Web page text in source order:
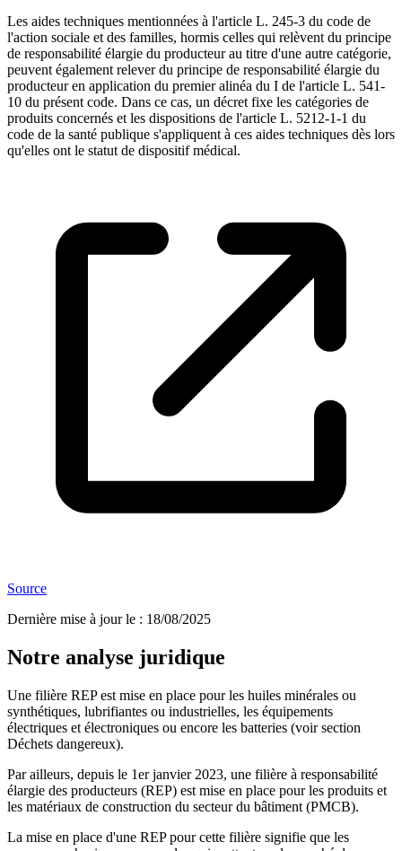
Les aides techniques mentionnées à l'article L. 245-3 du code de
l'action sociale et des familles, hormis celles qui relèvent du principe
de responsabilité élargie du producteur au titre d'une autre catégorie,
peuvent également relever du principe de responsabilité élargie du
producteur en application du premier alinéa du I de l'article L. 541-
10 du présent code. Dans ce cas, un décret fixe les catégories de
produits concernés et les dispositions de l'article L. 5212-1-1 du
code de la santé publique s'appliquent à ces aides techniques dès lors
qu'elles ont le statut de dispositif médical.
Source
Dernière mise à jour le : 18/08/2025
Notre analyse juridique
Une filière REP est mise en place pour les huiles minérales ou
synthétiques, lubrifiantes ou industrielles, les équipements
électriques et électroniques ou encore les batteries (voir section
Déchets dangereux).
Par ailleurs, depuis le 1er janvier 2023, une filière à responsabilité
élargie des producteurs (REP) est mise en place pour les produits et
les matériaux de construction du secteur du bâtiment (PMCB).
La mise en place d'une REP pour cette filière signifie que les